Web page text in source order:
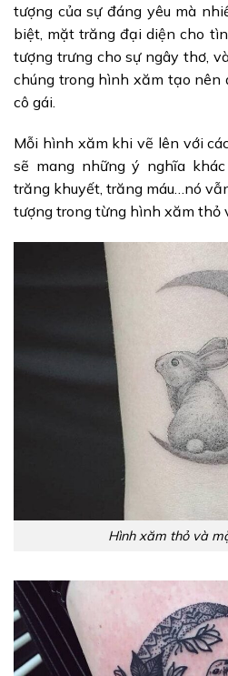
tượng của sự đáng yêu mà
biệt, mặt trăng đại diện cho
tượng trưng cho sự ngây thơ,
chúng trong hình xăm tạo nên
cô gái.
Mỗi hình xăm khi vẽ lên với
sẽ mang những ý nghĩa
trăng khuyết, trăng máu…nó
tượng trong từng hình xăm thỏ
Hình xăm thỏ và